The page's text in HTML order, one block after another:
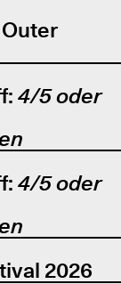
Outer
4/5 oder
4/5 oder
2026